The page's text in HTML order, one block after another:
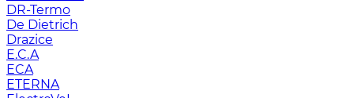
DR-Termo
De Dietrich
Drazice
E.C.A
ECA
ETERNA